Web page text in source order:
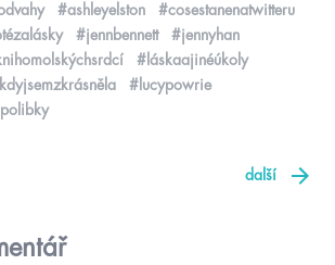
#ashleyelston
#cosestanenatwitteru
#jennbennett
#jennyhan
#láskaajinéúkoly
#lucypowrie
další